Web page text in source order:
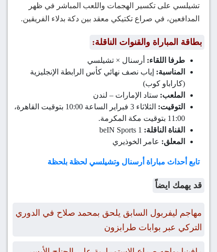
تشيلسي على تكسير الهجمات واللعب المباشر في ظهر
المدافعين، في صراع تكتيكي معقد بين دكة بدلاء الفريقين.
بطاقة المباراة والقنوات الناقلة:
طرفا اللقاء: أرسنال × تشيلسي
المناسبة: إياب نصف نهائي كأس الرابطة الإنجليزية
(كاراباو كوب)
الملعب: ستاد الإمارات – لندن
التوقيت:
الثلاثاء 3 فبراير الساعة 10:00 بتوقيت القاهرة،
11:00 بتوقيت مكة المكرمة.
القناة الناقلة:
المعلق: عامر الخوذيري
تابع أحداث مباراة أرسنال وتشيلسي لحظة بلحظة
قد يهمك ايضاً
مهاجم ليفربول السابق يلحق بمحمد صلاح في الدوري
التركي عبر بوابات طرابزون